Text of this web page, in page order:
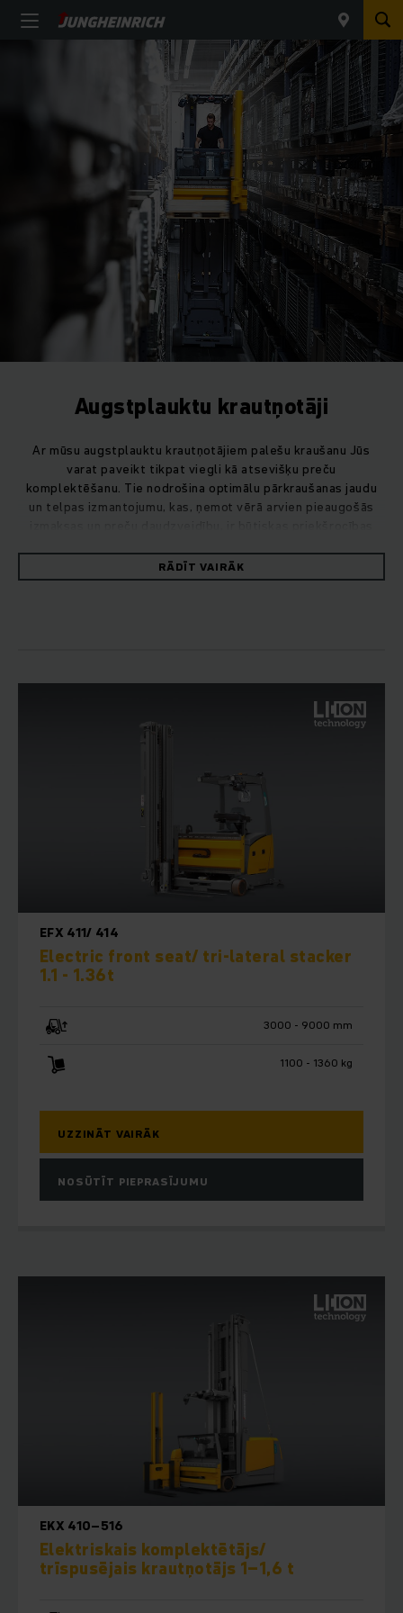
Augstplauktu krautņotāji
Ar mūsu augstplauktu krautņotājiem palešu kraušanu Jūs
varat paveikt tikpat viegli kā atsevišķu preču
komplektēšanu. Tie nodrošina optimālu pārkraušanas jaudu
un telpas izmantojumu, kas, ņemot vērā arvien pieaugošās
Mijiedarbībā ar inteliģentu programmatūru tie nodrošina
noliktavas ilgtspēju, paātrina procesus un paceļ efektivitāti
mēs izplānojam un realizējam Jūsu vajadzībām pielāgotu
automatizēti vadītu transportlīdzekli, ar kuru Jūsu noliktavas
rentabilitāte palielinās gluži automātiski.
RĀDĪT VAIRĀK
EFX 411/ 414
Electric front seat/ tri-lateral stacker
1.1 - 1.36t
3000 - 9000 mm
1100 - 1360 kg
UZZINĀT VAIRĀK
NOSŪTĪT PIEPRASĪJUMU
EKX 410–516
Elektriskais komplektētājs/
trīspusējais krautņotājs 1–1,6 t